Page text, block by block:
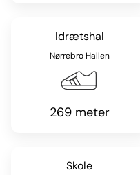
Idrætshal
Nørrebro Hallen
269 meter
Skole